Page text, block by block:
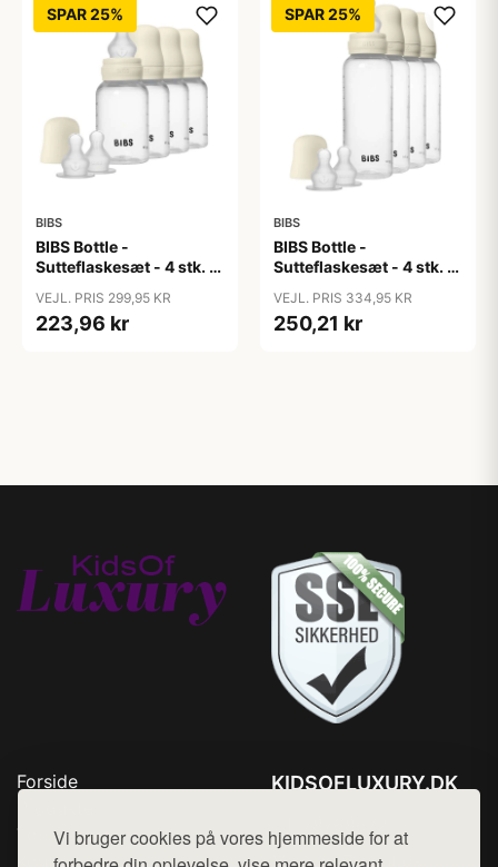
Vi bruger cookies på vores hjemmeside for at
SPAR 25%
BIBS
BIBS Bottle -
Sutteflaskesæt - 4 stk. -
- Ivory
VEJL. PRIS 299,95 KR
223,96 kr
SPAR 25%
BIBS
BIBS Bottle -
Sutteflaskesæt - 4 stk. -
270ml - Ivory
VEJL. PRIS 334,95 KR
250,21 kr
Forside
Top Rabatter
Kontakt
KIDSOFLUXURY.DK
Mail: hej@want.dk